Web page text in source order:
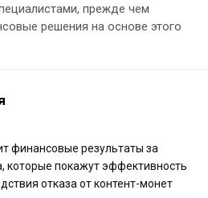
прежде чем
решения на основе этого
финансовые результаты за
которые покажут эффективность
отказа от контент-монет